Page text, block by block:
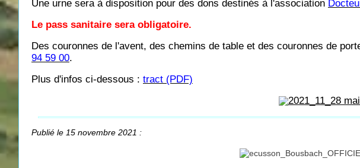
Une urne sera à disposition pour des dons destinés à l'association
Le pass sanitaire sera obligatoire.
Des couronnes de l'avent, des chemins de table et des couronnes de
94 59 00.
Plus d'infos ci-dessous : tract (PDF)
Publié le 15 novembre 2021 :